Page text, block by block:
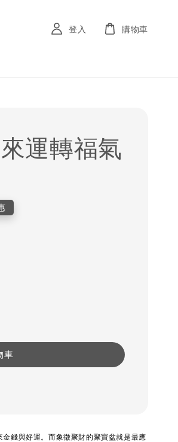
登入 購物車
運轉福氣
車
錢與好運。而象徵聚財的聚寶盆就是最應